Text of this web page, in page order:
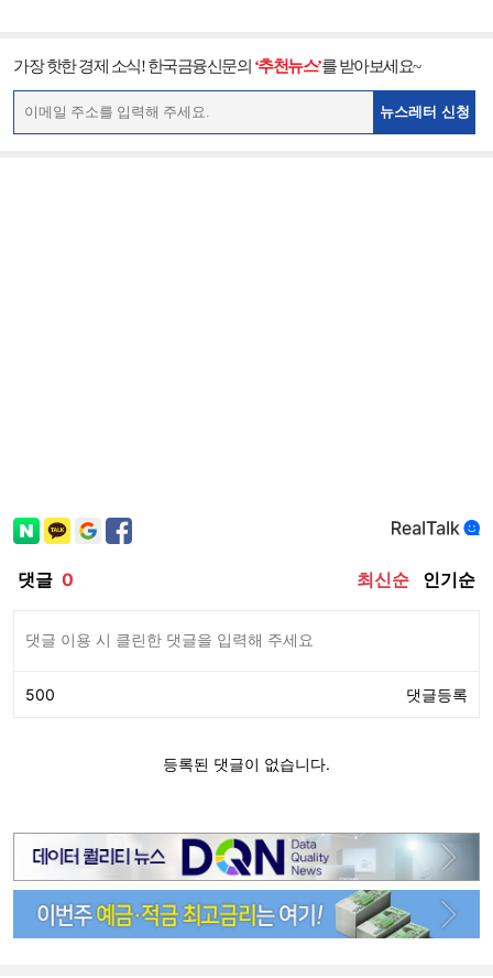
가장 핫한 경제 소식! 한국금융신문의 ‘추천뉴스’를 받아보세요~
뉴스레터 신청